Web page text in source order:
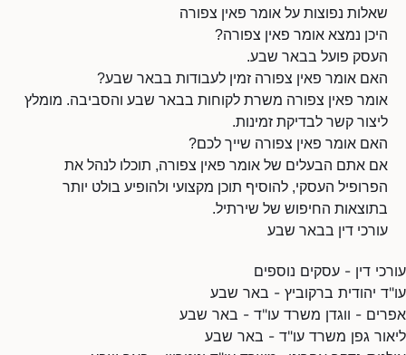
שאלות נפוצות על אומר פאין צפורה
היכן נמצא אומר פאין צפורה?
העסק פועל בבאר שבע.
האם אומר פאין צפורה זמין לעבודות בבאר שבע?
אומר פאין צפורה משרת לקוחות בבאר שבע והסביבה. מומלץ
ליצור קשר לבדיקת זמינות.
האם אומר פאין צפורה שייך לכם?
אם אתם הבעלים של אומר פאין צפורה, תוכלו לנהל את
הפרופיל העסקי, להוסיף תוכן מקצועי ולהופיע בולט יותר
בתוצאות החיפוש של שירתיל.
עורכי דין בבאר שבע
עורכי דין - עסקים נוספים
עו"ד יהודית ברקוביץ - באר שבע
אפרים - ווגדן משרד עו"ד - באר שבע
ליאור גפן משרד עו"ד - באר שבע